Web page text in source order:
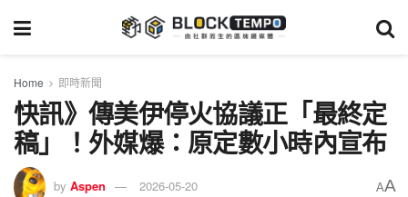
Home 即時新聞
快訊》傳美伊停火協議正「最終定
稿」！外媒爆：原定數小時內宣布
by Aspen 2026-05-20 AA